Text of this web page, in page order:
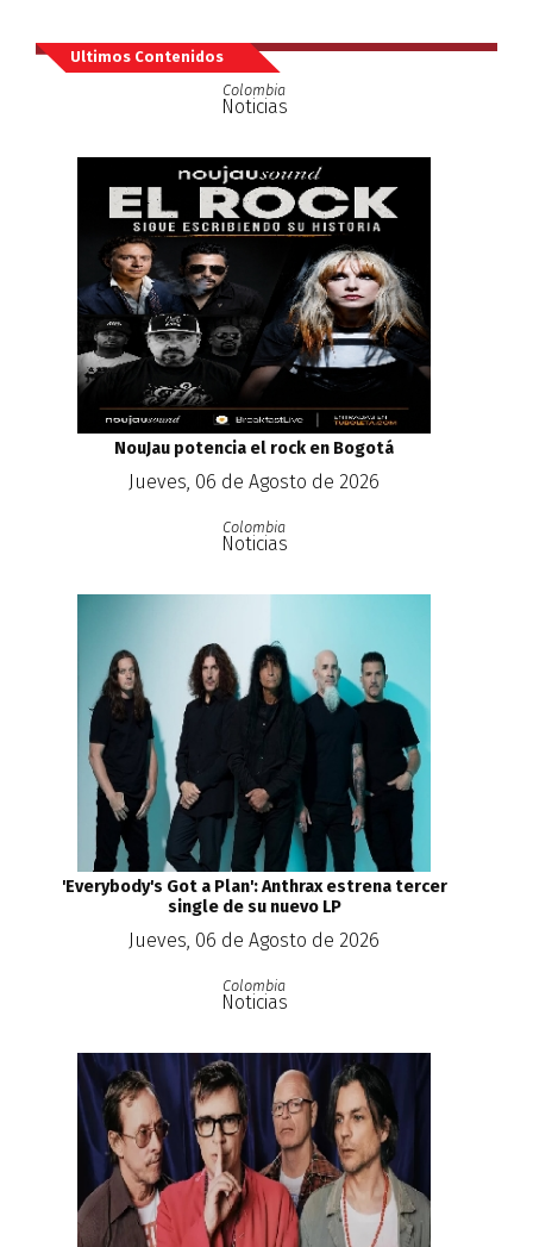
Ultimos Contenidos
Colombia
Noticias
NouJau potencia el rock en Bogotá
Jueves, 06 de Agosto de 2026
Colombia
Noticias
'Everybody's Got a Plan': Anthrax estrena tercer
single de su nuevo LP
Jueves, 06 de Agosto de 2026
Colombia
Noticias